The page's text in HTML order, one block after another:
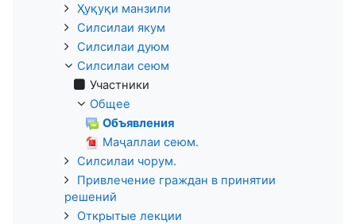
Ҳуқуқи манзили
Силсилаи якум
Силсилаи дуюм
Силсилаи сеюм
Участники
Общее
Объявления
Маҷаллаи сеюм.
Силсилаи чорум.
Привлечение граждан в принятии
решений
Открытые лекции